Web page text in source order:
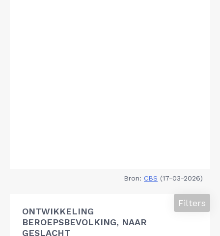
Bron: CBS (17-03-2026)
ONTWIKKELING
BEROEPSBEVOLKING, NAAR
GESLACHT
Filters